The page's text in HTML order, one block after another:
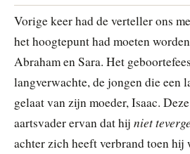
Vorige keer had de verteller ons
het hoogtepunt had moeten
Abraham en Sara. Het
langverwachte, de jongen die een
gelaat van zijn moeder, Isaac.
aartsvader ervan dat hij niet
achter zich heeft verbrand toen hij